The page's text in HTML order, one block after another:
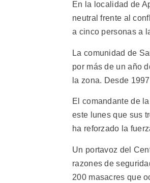
En la localidad de
neutral frente al
a cinco personas a
La comunidad de
por más de un año
la zona. Desde
El comandante de
este lunes que sus
ha reforzado la
Un portavoz del
razones de
200 masacres que